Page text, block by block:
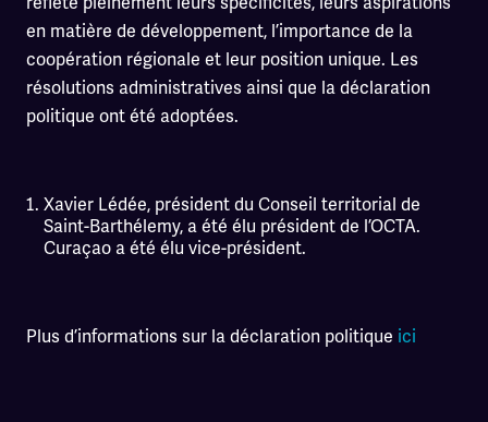
en matière de développement, l’importance de la
coopération régionale et leur position unique. Les
résolutions administratives ainsi que la déclaration
politique ont été adoptées.
Xavier Lédée, président du Conseil territorial de
Saint-Barthélemy, a été élu président de l’OCTA.
Curaçao a été élu vice-président.
Plus d’informations sur la déclaration politique ici